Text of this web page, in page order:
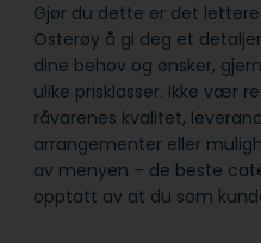
Gjør du dette er det
Osterøy å gi deg et
dine behov og ønsker,
ulike prisklasser. Ikke vær
råvarenes kvalitet,
arrangementer eller
av menyen – de beste
opptatt av at du som